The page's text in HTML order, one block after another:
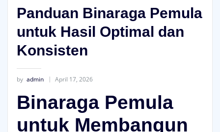
Panduan Binaraga Pemula
untuk Hasil Optimal dan
Konsisten
by admin April 17, 2026
Binaraga Pemula
untuk Membangun